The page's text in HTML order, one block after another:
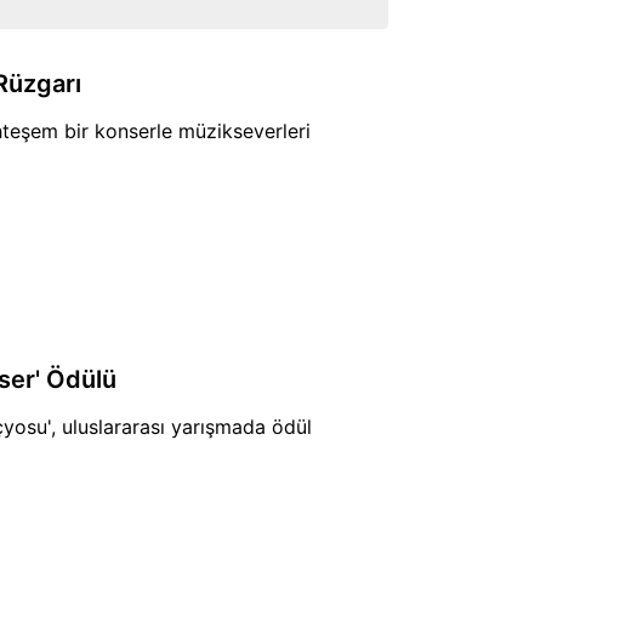
bir konserle müzikseverleri
Ödülü
uluslararası yarışmada ödül